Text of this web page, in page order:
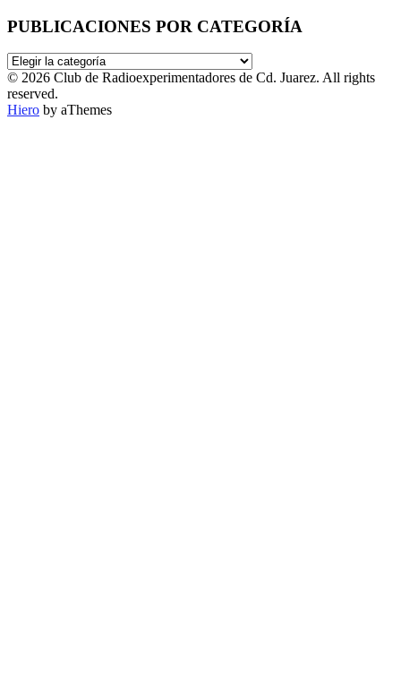
PUBLICACIONES POR CATEGORÍA
PUBLICACIONES
POR
CATEGORÍA
© 2026 Club de Radioexperimentadores de Cd. Juarez. All rights
reserved.
Hiero by aThemes